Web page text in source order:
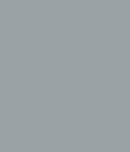
werden. Dies
möglich.
Setzung von
sind
unserer
und